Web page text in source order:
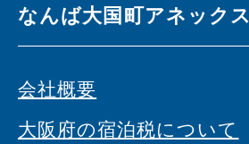
なんば大国町アネックス
会社概要
大阪府の宿泊税について